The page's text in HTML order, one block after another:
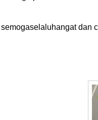
dan